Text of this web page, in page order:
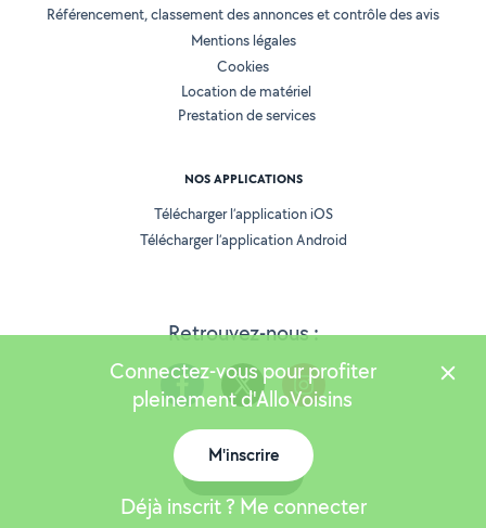
Retrouvez-nous :
Référencement, classement des annonces et contrôle des avis
Mentions légales
Cookies
Location de matériel
Prestation de services
NOS APPLICATIONS
Télécharger l’application iOS
Télécharger l’application Android
Version 25.5.3
Connectez-vous pour profiter
pleinement d'AlloVoisins
M'inscrire
Déjà inscrit ? Me connecter